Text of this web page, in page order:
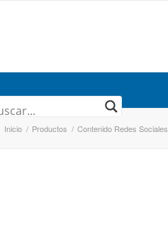
Inicio / Productos / Contenido Redes Sociales